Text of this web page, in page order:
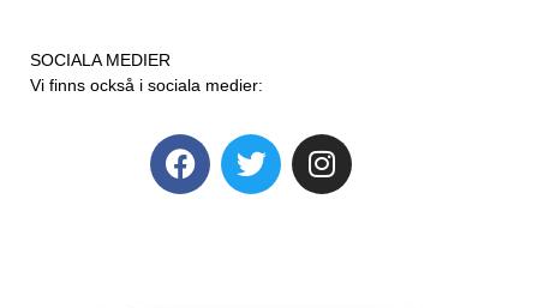
SOCIALA MEDIER
Vi finns också i sociala medier: